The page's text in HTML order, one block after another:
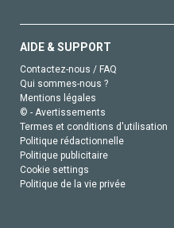
AIDE & SUPPORT
Contactez-nous / FAQ
Qui sommes-nous ?
Mentions légales
© - Avertissements
Termes et conditions d'utilisation
Politique rédactionnelle
Politique publicitaire
Cookie settings
Politique de la vie privée